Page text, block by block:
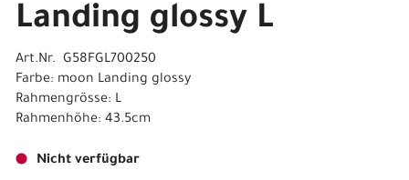
Landing glossy L
Art.Nr. G58FGL700250
Farbe: moon Landing glossy
Rahmengrösse: L
Rahmenhöhe: 43.5cm
Nicht verfügbar